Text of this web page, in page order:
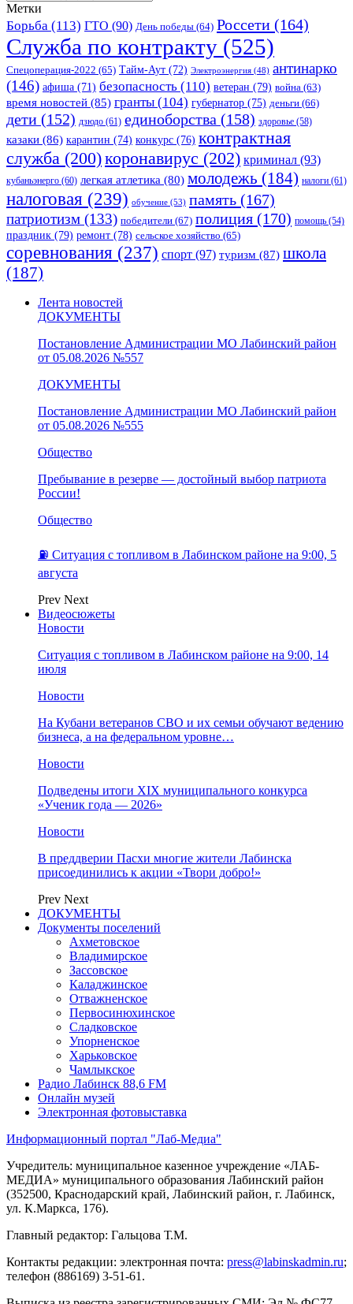
Метки
Борьба (113) ГТО (90) День победы (64) Россети (164)
Служба по контракту (525)
Спецоперация-2022 (65) Тайм-Аут (72) Электроэнергия (48) антинарко
(146) афиша (71) безопасность (110) ветеран (79) война (63)
время новостей (85) гранты (104) губернатор (75) деньги (66)
дети (152) дзюдо (61) единоборства (158) здоровье (58)
казаки (86) карантин (74) конкурс (76) контрактная
служба (200)коронавирус (202) криминал (93)
кубаньэнерго (60) легкая атлетика (80) молодежь (184) налоги (61)
налоговая (239) обучение (53) память (167)
патриотизм (133) победители (67) полиция (170) помощь (54)
праздник (79) ремонт (78) сельское хозяйство (65)
соревнования (237) спорт (97) туризм (87) школа
(187)
Лента новостей
ДОКУМЕНТЫ
Постановление Администрации МО Лабинский район
от 05.08.2026 №557
ДОКУМЕНТЫ
Постановление Администрации МО Лабинский район
от 05.08.2026 №555
Общество
Пребывание в резерве — достойный выбор патриота
России!
Общество
⛽️ Ситуация с топливом в Лабинском районе на 9:00, 5
августа
Prev Next
Видеосюжеты
Новости
Ситуация с топливом в Лабинском районе на 9:00, 14
июля
Новости
На Кубани ветеранов СВО и их семьи обучают ведению
бизнеса, а на федеральном уровне…
Новости
Подведены итоги XIX муниципального конкурса
«Ученик года — 2026»
Новости
В преддверии Пасхи многие жители Лабинска
присоединились к акции «Твори добро!»
Prev Next
ДОКУМЕНТЫ
Документы поселений
Ахметовское
Владимирское
Зассовское
Каладжинское
Отважненское
Первосинюхинское
Сладковское
Упорненское
Харьковское
Чамлыкское
Радио Лабинск 88,6 FM
Онлайн музей
Электронная фотовыставка
Информационный портал "Лаб-Медиа"
Учредитель: муниципальное казенное учреждение «ЛАБ-
МЕДИА» муниципального образования Лабинский район
(352500, Краснодарский край, Лабинский район, г. Лабинск,
ул. К.Маркса, 176).
Главный редактор: Гальцова Т.М.
Контакты редакции: электронная почта: press@labinskadmin.ru;
телефон (886169) 3-51-61.